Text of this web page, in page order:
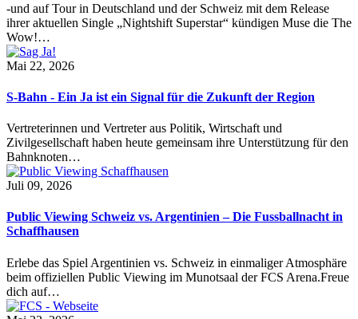
-und auf Tour in Deutschland und der Schweiz mit dem Release
ihrer aktuellen Single „Nightshift Superstar“ kündigen Muse die The
Wow!…
Mai 22, 2026
S-Bahn - Ein Ja ist ein Signal für die Zukunft der Region
Vertreterinnen und Vertreter aus Politik, Wirtschaft und
Zivilgesellschaft haben heute gemeinsam ihre Unterstützung für den
Bahnknoten…
Juli 09, 2026
Public Viewing Schweiz vs. Argentinien – Die Fussballnacht in
Schaffhausen
Erlebe das Spiel Argentinien vs. Schweiz in einmaliger Atmosphäre
beim offiziellen Public Viewing im Munotsaal der FCS Arena.Freue
dich auf…